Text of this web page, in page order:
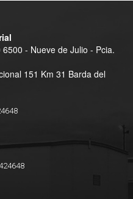
- Nueve de Julio - Pcia.
151 Km 31 Barda del